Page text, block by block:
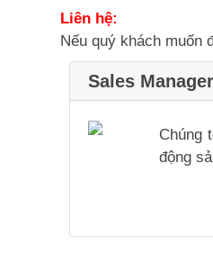
Liên hệ:
Nếu quý khách
Sales Manager
Chúng
động